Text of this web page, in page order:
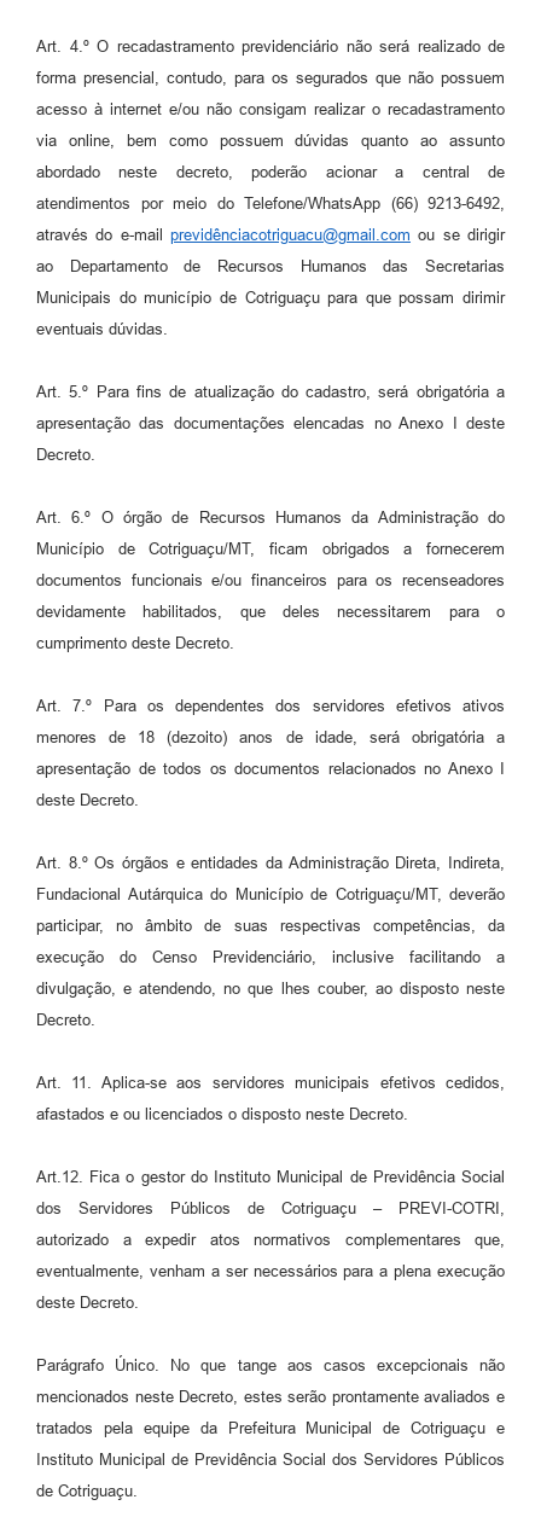
Art. 4.º O recadastramento previdenciário não será realizado de
forma presencial, contudo, para os segurados que não possuem
acesso à internet e/ou não consigam realizar o recadastramento
via online, bem como possuem dúvidas quanto ao assunto
abordado neste decreto, poderão acionar a central de
atendimentos por meio do Telefone/WhatsApp (66) 9213-6492,
através do e-mail previdênciacotriguacu@gmail.com ou se dirigir
ao Departamento de Recursos Humanos das Secretarias
Municipais do município de Cotriguaçu para que possam dirimir
eventuais dúvidas.
Art. 5.º Para fins de atualização do cadastro, será obrigatória a
apresentação das documentações elencadas no Anexo I deste
Decreto.
Art. 6.º O órgão de Recursos Humanos da Administração do
Município de Cotriguaçu/MT, ficam obrigados a fornecerem
documentos funcionais e/ou financeiros para os recenseadores
devidamente habilitados, que deles necessitarem para o
cumprimento deste Decreto.
Art. 7.º Para os dependentes dos servidores efetivos ativos
menores de 18 (dezoito) anos de idade, será obrigatória a
apresentação de todos os documentos relacionados no Anexo I
deste Decreto.
Art. 8.º Os órgãos e entidades da Administração Direta, Indireta,
Fundacional Autárquica do Município de Cotriguaçu/MT, deverão
participar, no âmbito de suas respectivas competências, da
execução do Censo Previdenciário, inclusive facilitando a
divulgação, e atendendo, no que lhes couber, ao disposto neste
Decreto.
Art. 11. Aplica-se aos servidores municipais efetivos cedidos,
afastados e ou licenciados o disposto neste Decreto.
Art.12. Fica o gestor do Instituto Municipal de Previdência Social
dos Servidores Públicos de Cotriguaçu – PREVI-COTRI,
autorizado a expedir atos normativos complementares que,
eventualmente, venham a ser necessários para a plena execução
deste Decreto.
Parágrafo Único. No que tange aos casos excepcionais não
mencionados neste Decreto, estes serão prontamente avaliados e
tratados pela equipe da Prefeitura Municipal de Cotriguaçu e
Instituto Municipal de Previdência Social dos Servidores Públicos
de Cotriguaçu.